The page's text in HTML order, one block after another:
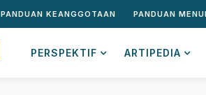
PANDUAN KEANGGOTAAN PANDUAN
PERSPEKTIF ARTIPEDIA